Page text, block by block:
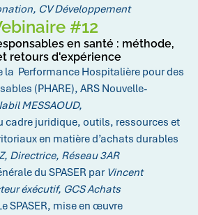
CV Développement
#12
en santé : méthode,
retours d'expérience
la Performance Hospitalière pour des
(PHARE), ARS Nouvelle-
MESSAOUD,
cadre juridique, outils, ressources et
en matière d’achats durables
Directrice, Réseau 3AR
du SPASER par Vincent
éxécutif, GCS Achats
SPASER, mise en œuvre